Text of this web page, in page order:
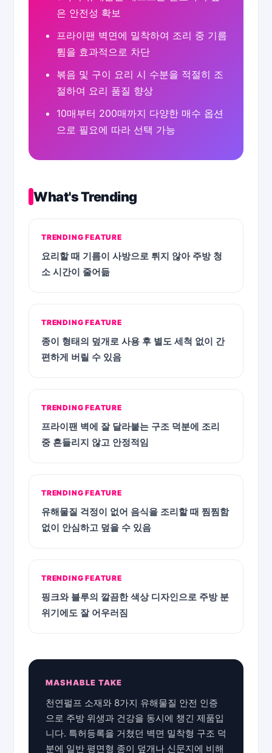
은 안전성 확보
프라이팬 벽면에 밀착하여 조리 중 기름
튐을 효과적으로 차단
볶음 및 구이 요리 시 수분을 적절히 조
절하여 요리 품질 향상
10매부터 200매까지 다양한 매수 옵션
으로 필요에 따라 선택 가능
What's Trending
TRENDING FEATURE
요리할 때 기름이 사방으로 튀지 않아 주방 청
소 시간이 줄어듦
TRENDING FEATURE
종이 형태의 덮개로 사용 후 별도 세척 없이 간
편하게 버릴 수 있음
TRENDING FEATURE
프라이팬 벽에 잘 달라붙는 구조 덕분에 조리
중 흔들리지 않고 안정적임
TRENDING FEATURE
유해물질 걱정이 없어 음식을 조리할 때 찜찜함
없이 안심하고 덮을 수 있음
TRENDING FEATURE
핑크와 블루의 깔끔한 색상 디자인으로 주방 분
위기에도 잘 어우러짐
MASHABLE TAKE
천연펄프 소재와 8가지 유해물질 안전 인증
으로 주방 위생과 건강을 동시에 챙긴 제품입
니다. 특허등록을 거쳤던 벽면 밀착형 구조 덕
분에 일반 평면형 종이 덮개나 신문지에 비해